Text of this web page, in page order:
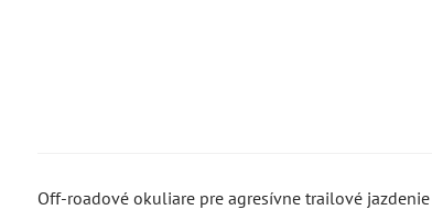
Off-roadové okuliare pre agresívne trailové jazdenie